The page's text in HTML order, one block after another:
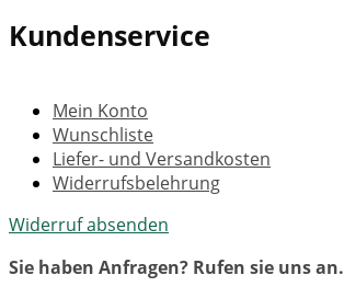
Kundenservice
Mein Konto
Wunschliste
Liefer- und Versandkosten
Widerrufsbelehrung
Widerruf absenden
Sie haben Anfragen? Rufen sie uns an.